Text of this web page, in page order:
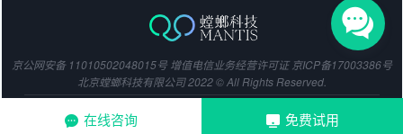
在线咨询 免费试用
京公网安备 11010502048015号 增值电信业务经营许可证 京ICP备17003386号
北京螳螂科技有限公司 2022 © All Rights Reserved.